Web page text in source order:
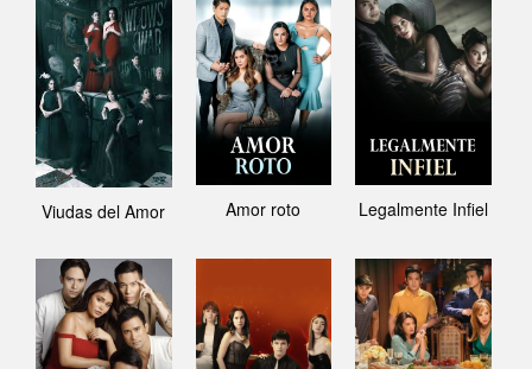
Viudas del Amor Amor roto Legalmente Infiel